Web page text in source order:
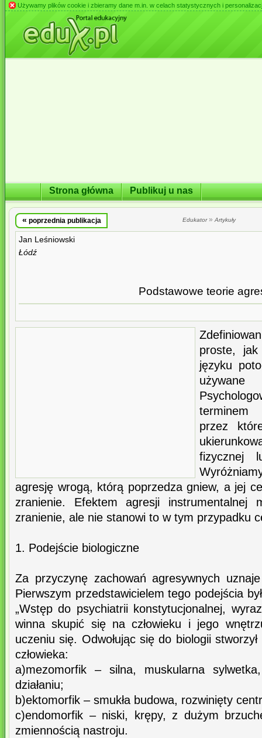
Używamy plików cookie i zbieramy dane m.in. w celach statystycznych i
Strona główna Publikuj u nas
« poprzednia publikacja Edukator»Artykuły
Jan Leśniowski
Łódź
Podstawowe teorie
proste,
języku
terminem
przez
fizycznej
agresję wrogą, którą poprzedza gniew, a jej
zranienie. Efektem agresji
zranienie, ale nie stanowi to w tym przypadku
1. Podejście biologiczne
Za przyczynę zachowań agresywnych
Pierwszym przedstawicielem tego podejścia
„Wstęp do psychiatrii konstytucjonalnej,
winna skupić się na człowieku i jego
uczeniu się. Odwołując się do biologii
człowieka:
a)mezomorfik – silna, muskularna
działaniu;
b)ektomorfik – smukła budowa, rozwinięty
c)endomorfik – niski, krępy, z dużym
zmiennością nastroju.